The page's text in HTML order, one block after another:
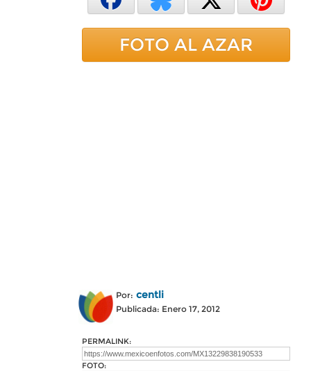
FOTO AL AZAR
Por: centli
Publicada: Enero 17, 2012
PERMALINK:
FOTO: